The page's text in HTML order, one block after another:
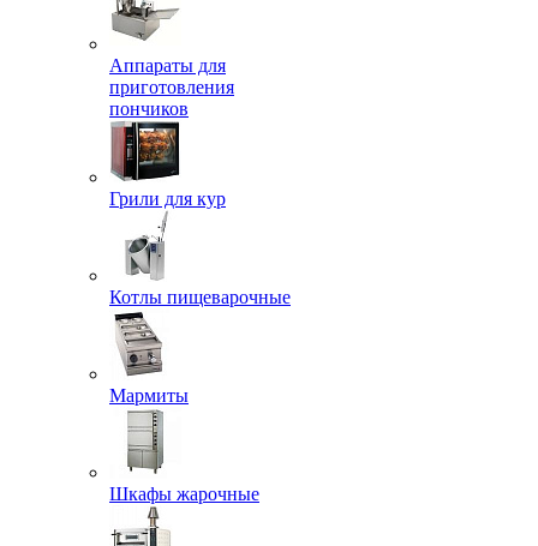
Аппараты для
приготовления
пончиков
Грили для кур
Котлы пищеварочные
Мармиты
Шкафы жарочные